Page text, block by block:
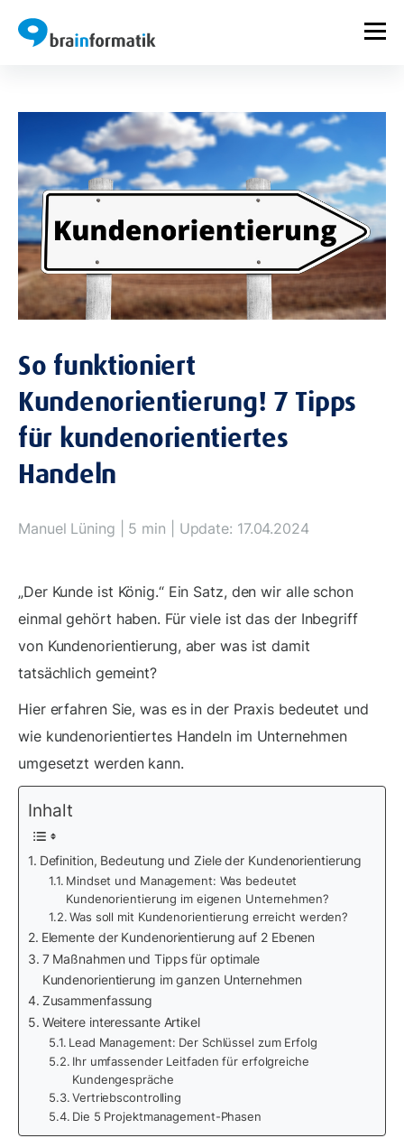
So funktioniert
Kundenorientierung! 7 Tipps
für kundenorientiertes
Handeln
Manuel Lüning | 5 min | Update: 17.04.2024
„Der Kunde ist König.“ Ein Satz, den wir alle schon
einmal gehört haben. Für viele ist das der Inbegriff
von Kundenorientierung, aber was ist damit
tatsächlich gemeint?
Hier erfahren Sie, was es in der Praxis bedeutet und
wie kundenorientiertes Handeln im Unternehmen
umgesetzt werden kann.
Inhalt
Definition, Bedeutung und Ziele der Kundenorientierung
Mindset und Management: Was bedeutet
Kundenorientierung im eigenen Unternehmen?
Was soll mit Kundenorientierung erreicht werden?
Elemente der Kundenorientierung auf 2 Ebenen
7 Maßnahmen und Tipps für optimale
Kundenorientierung im ganzen Unternehmen
Zusammenfassung
Weitere interessante Artikel
Lead Management: Der Schlüssel zum Erfolg
Ihr umfassender Leitfaden für erfolgreiche
Kundengespräche
Vertriebscontrolling
Die 5 Projektmanagement-Phasen